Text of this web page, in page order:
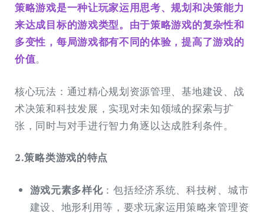
策略游戏是一种让玩家运用思考、规划和决策能力
来达成目标的游戏类型。由于策略游戏的复杂性和
多变性，每局游戏都有不同的体验，提高了游戏的
价值。
核心玩法：通过精心规划资源管理、基地建设、战
术决策和科技发展，实现对未知领域的探索与扩
张，同时与对手进行智力角逐以达成胜利条件。
2.策略类游戏的特点
游戏元素多样化：包括经济系统、科技树、城市
建设、地形利用等，要求玩家运用策略来管理资